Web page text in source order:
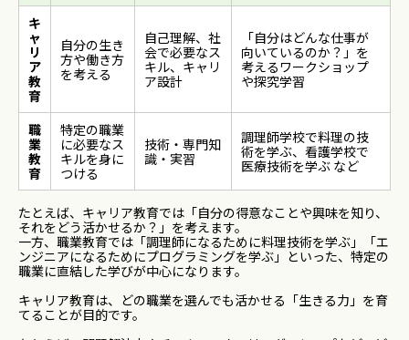
キ
ャ
リ
ア
教
育
自分の生き
方や働き方
を考える
自己理解、社
会で必要なス
キル、キャリ
ア設計
「自分はどんな仕事が
向いているのか？」を
考えるワークショップ
や探究学習
職
業
教
育
特定の職業
に必要なス
キルを身に
つける
技術・専門知
識・実習
調理師学校で料理の技
術を学ぶ、看護学校で
医療技術を学ぶ など
たとえば、キャリア教育では「自分の得意なことや興味を知り、
それをどう活かせるか？」を考えます。
一方、職業教育では「調理師になるために料理技術を学ぶ」「エ
ンジニアになるためにプログラミングを学ぶ」といった、特定の
職業に直結した学びが中心になります。
キャリア教育は、どの職業を選んでも活かせる「生きる力」を育
てることが目的です。